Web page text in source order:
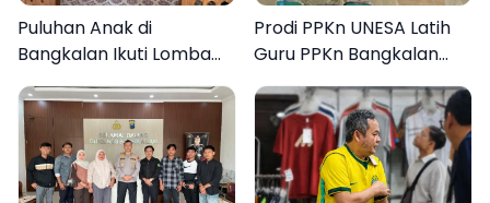
Puluhan Anak di
Bangkalan Ikuti Lomba
Mewarnai Bertema
Liburan Keluarga
Prodi PPKn UNESA Latih
Guru PPKn Bangkalan
dengan Pembelajaran
Inovasi Teknologi